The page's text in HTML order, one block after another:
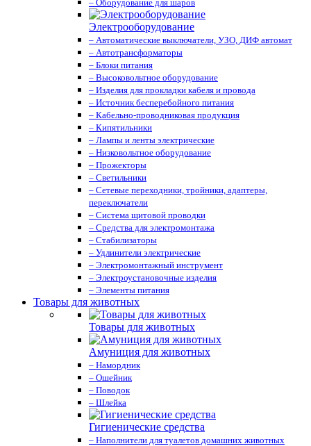
– Оборудование для шаров
Электрооборудование
– Автоматические выключатели, УЗО, ДИФ автомат
– Автотрансформаторы
– Блоки питания
– Высоковольтное оборудование
– Изделия для прокладки кабеля и провода
– Источник бесперебойного питания
– Кабельно-проводниковая продукция
– Кипятильники
– Лампы и ленты электрические
– Низковольтное оборудование
– Прожекторы
– Светильники
– Сетевые переходники, тройники, адаптеры,
переключатели
– Система щитовой проводки
– Средства для электромонтажа
– Стабилизаторы
– Удлинители электрические
– Электромонтажный инструмент
– Электроустановочные изделия
– Элементы питания
Товары для животных
Товары для животных
Амуниция для животных
– Намордник
– Ошейник
– Поводок
– Шлейка
Гигиенические средства
– Наполнители для туалетов домашних животных